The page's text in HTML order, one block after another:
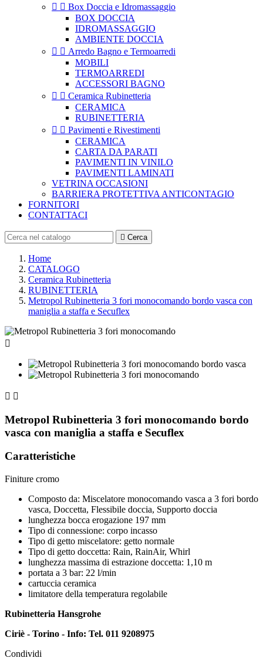
  Box Doccia e Idromassaggio
BOX DOCCIA
IDROMASSAGGIO
AMBIENTE DOCCIA
  Arredo Bagno e Termoarredi
MOBILI
TERMOARREDI
ACCESSORI BAGNO
  Ceramica Rubinetteria
CERAMICA
RUBINETTERIA
  Pavimenti e Rivestimenti
CERAMICA
CARTA DA PARATI
PAVIMENTI IN VINILO
PAVIMENTI LAMINATI
VETRINA OCCASIONI
BARRIERA PROTETTIVA ANTICONTAGIO
FORNITORI
CONTATTACI
 Cerca
Home
CATALOGO
Ceramica Rubinetteria
RUBINETTERIA
Metropol Rubinetteria 3 fori monocomando bordo vasca con
maniglia a staffa e Secuflex

 
Metropol Rubinetteria 3 fori monocomando bordo
vasca con maniglia a staffa e Secuflex
Caratteristiche
Finiture cromo
Composto da: Miscelatore monocomando vasca a 3 fori bordo
vasca, Doccetta, Flessibile doccia, Supporto doccia
lunghezza bocca erogazione 197 mm
Tipo di connessione: corpo incasso
Tipo di getto miscelatore: getto normale
Tipo di getto doccetta: Rain, RainAir, Whirl
lunghezza massima di estrazione doccetta: 1,10 m
portata a 3 bar: 22 l/min
cartuccia ceramica
limitatore della temperatura regolabile
Rubinetteria Hansgrohe
Ciriè - Torino - Info: Tel. 011 9208975
Condividi